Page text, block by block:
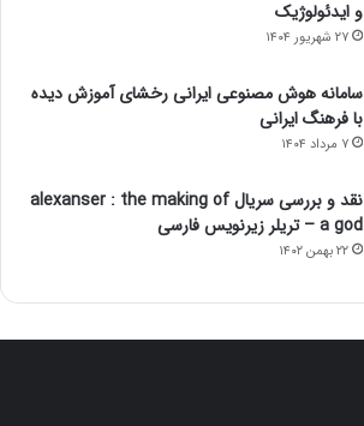
و ایدئولوژیک
۲۷ شهریور ۱۴۰۴
سامانه هوش مصنوعی ایرانی رخشای آموزش دیده
با فرهنگ ایرانی
۷ مرداد ۱۴۰۴
نقد و بررسی سریال alexanser : the making of
a god – تریلر زیرنویس فارسی
۲۲ بهمن ۱۴۰۲